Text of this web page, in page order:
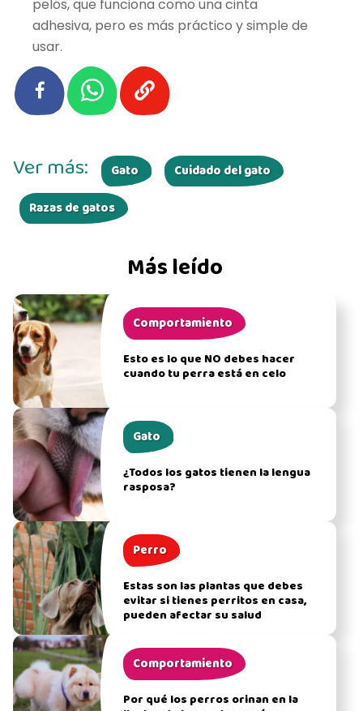
pelos, que funciona como una cinta
adhesiva, pero es más práctico y simple de
usar.
Más leído
Comportamiento
Esto es lo que NO debes hacer
cuando tu perra está en celo
Gato
¿Todos los gatos tienen la lengua
rasposa?
Perro
Estas son las plantas que debes
evitar si tienes perritos en casa,
pueden afectar su salud
Comportamiento
Por qué los perros orinan en la
Ver más: Gato
Cuidado del gato
Razas de gatos